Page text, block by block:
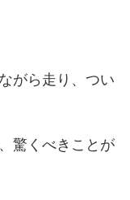
がら走り、つい
驚くべきことが